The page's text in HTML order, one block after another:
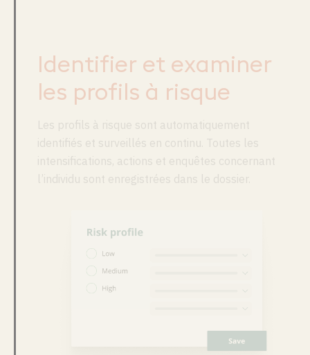
Identifier et examiner
les profils à risque
Les profils à risque sont automatiquement
identifiés et surveillés en continu. Toutes les
intensifications, actions et enquêtes concernant
l’individu sont enregistrées dans le dossier.